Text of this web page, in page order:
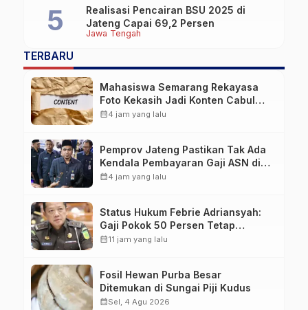
Jawa Tengah
Realisasi Pencairan BSU 2025 di
Jateng Capai 69,2 Persen
TERBARU
Mahasiswa Semarang Rekayasa
Foto Kekasih Jadi Konten Cabul
karena Sakit Hati
calendar_month4 jam yang lalu
Pemprov Jateng Pastikan Tak Ada
Kendala Pembayaran Gaji ASN di
Tengah Pemangkasan Transfer ke
calendar_month4 jam yang lalu
Status Hukum Febrie Adriansyah:
Gaji Pokok 50 Persen Tetap
Mengalir, Tunjangan Disetop
calendar_month11 jam yang lalu
Fosil Hewan Purba Besar
Ditemukan di Sungai Piji Kudus
calendar_monthSel, 4 Agu 2026